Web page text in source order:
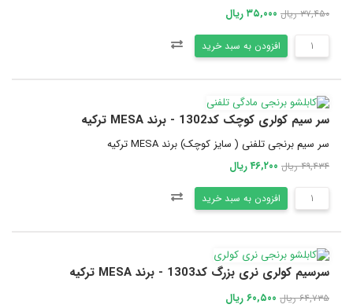
۳۷,۴۵۰ ریال ۳۵,۰۰۰ ریال
افزودن به سبد خرید
سر سیم کولری کوچک کد1302 - برند MESA ترکیه
سر سیم برنجی تلفنی ( سایز کوچک) برند MESA ترکیه
۴۹,۴۳۴ ریال ۴۶,۲۰۰ ریال
افزودن به سبد خرید
سرسیم کولری نری بزرگ کد1303 - برند MESA ترکیه
۶۴,۷۳۵ ریال ۶۰,۵۰۰ ریال